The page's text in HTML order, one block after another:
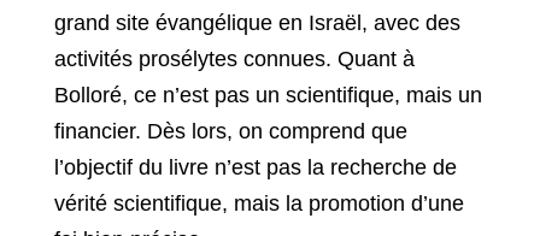
grand site évangélique en Israël, avec des
activités prosélytes connues. Quant à
Bolloré, ce n’est pas un scientifique, mais un
financier. Dès lors, on comprend que
l’objectif du livre n’est pas la recherche de
vérité scientifique, mais la promotion d’une